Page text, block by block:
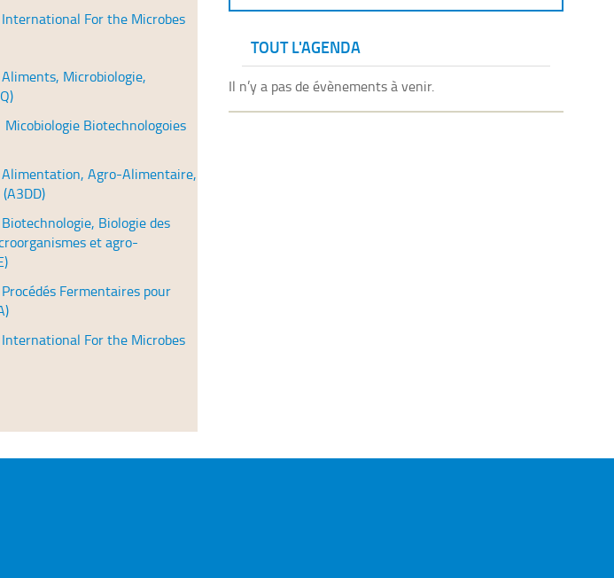
For the Microbes
Microbiologie,
Biotechnologoies
Agro-Alimentaire,
Biologie des
et agro-
Fermentaires pour
For the Microbes
TOUT L'AGENDA
Il n’y a pas de évènements à venir.